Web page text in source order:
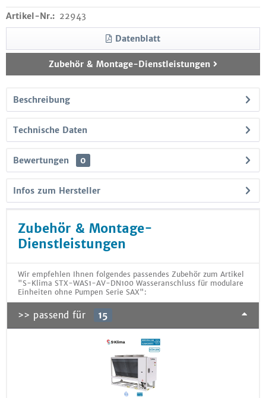
Artikel-Nr.: 22943
Datenblatt
Zubehör & Montage-Dienstleistungen
Beschreibung
Technische Daten
Bewertungen 0
Infos zum Hersteller
Zubehör & Montage-
Dienstleistungen
Wir empfehlen Ihnen folgendes passendes Zubehör zum Artikel
"S-Klima STX-WAS1-AV-DN100 Wasseranschluss für modulare
Einheiten ohne Pumpen Serie SAX":
>> passend für 15